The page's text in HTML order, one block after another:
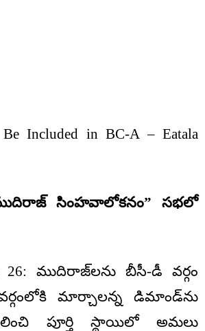
Included in BC-A – Eatala
సింహవాలోకనం” సభలో
ముదిరాజ్‌లను బీసీ-డీ వర్గం
మార్చాలన్న డిమాండ్‌ను
పూర్తి స్థాయిలో అమలు